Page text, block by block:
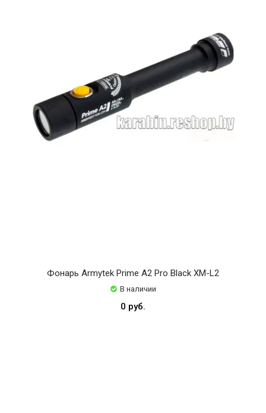
Фонарь Armytek Prime A2 Pro Black XM-L2
В наличии
0 руб.